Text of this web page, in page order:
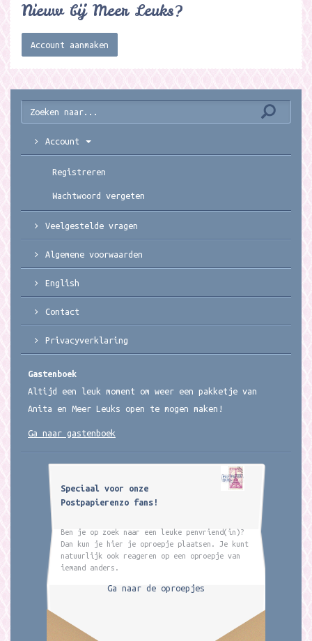
Nieuw bij Meer Leuks?
Account aanmaken
Account
Registreren
Wachtwoord vergeten
Veelgestelde vragen
Algemene voorwaarden
English
Contact
Privacyverklaring
Gastenboek
Altijd een leuk moment om weer een pakketje van
Anita en Meer Leuks open te mogen maken!
Ga naar gastenboek
Speciaal voor onze
Postpapierenzo fans!
Ben je op zoek naar een leuke penvriend(in)?
Dan kun je hier je oproepje plaatsen. Je kunt
natuurlijk ook reageren op een oproepje van
iemand anders.
Ga naar de oproepjes